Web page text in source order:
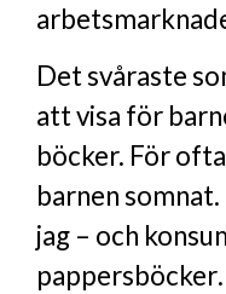
Det svåraste
att visa för
böcker. För
barnen
jag – och